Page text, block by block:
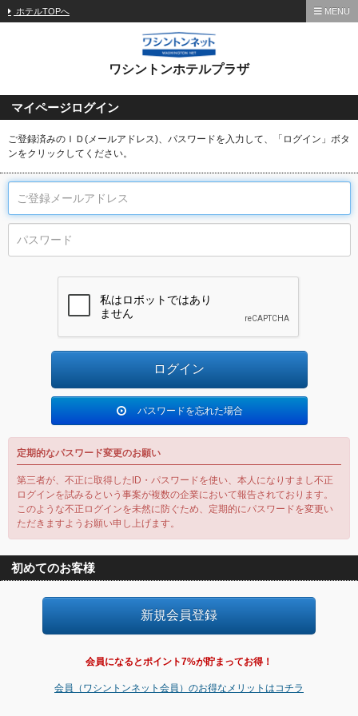
ホテルTOPへ MENU
ワシントンホテルプラザ
マイページログイン
ご登録済みのＩＤ(メールアドレス)、パスワードを入力して、「ログイン」ボタ
ンをクリックしてください。
パスワードを忘れた場合
定期的なパスワード変更のお願い
第三者が、不正に取得したID・パスワードを使い、本人になりすまし不正
ログインを試みるという事案が複数の企業において報告されております。
このような不正ログインを未然に防ぐため、定期的にパスワードを変更い
ただきますようお願い申し上げます。
初めてのお客様
会員になるとポイント7%が貯まってお得！
会員（ワシントンネット会員）のお得なメリットはコチラ